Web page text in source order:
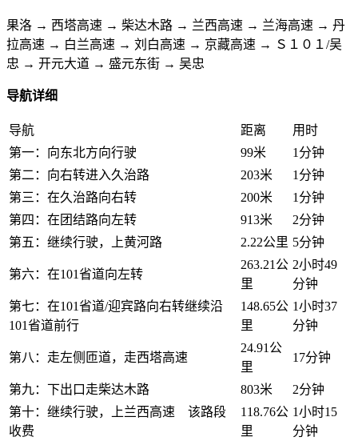
果洛 → 西塔高速 → 柴达木路 → 兰西高速 → 兰海高速 → 丹
拉高速 → 白兰高速 → 刘白高速 → 京藏高速 → Ｓ１０１/吴
忠 → 开元大道 → 盛元东街 → 吴忠
导航详细
导航 距离
用时
第一：向东北方向行驶
99米
1分钟
第二：向右转进入久治路
203米
1分钟
第三：在久治路向右转
200米
1分钟
第四：在团结路向左转
913米
2分钟
第五：继续行驶，上黄河路
2.22公里 5分钟
第六：在101省道向左转
263.21公
里
2小时49
分钟
第七：在101省道/迎宾路向右转继续沿
101省道前行
148.65公
里
1小时37
分钟
第八：走左侧匝道，走西塔高速
24.91公
里
17分钟
第九：下出口走柴达木路 803米
2分钟
第十：继续行驶，上兰西高速 该路段
收费
118.76公
里
1小时15
分钟